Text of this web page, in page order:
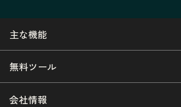
主な機能
無料ツール
会社情報